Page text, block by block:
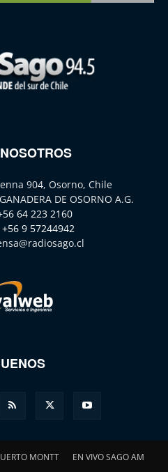
904, Osorno, Chile
DE OSORNO A.G.
64 223 2160
+56 9 57244942
MONTT EN VIVO SAGO AM